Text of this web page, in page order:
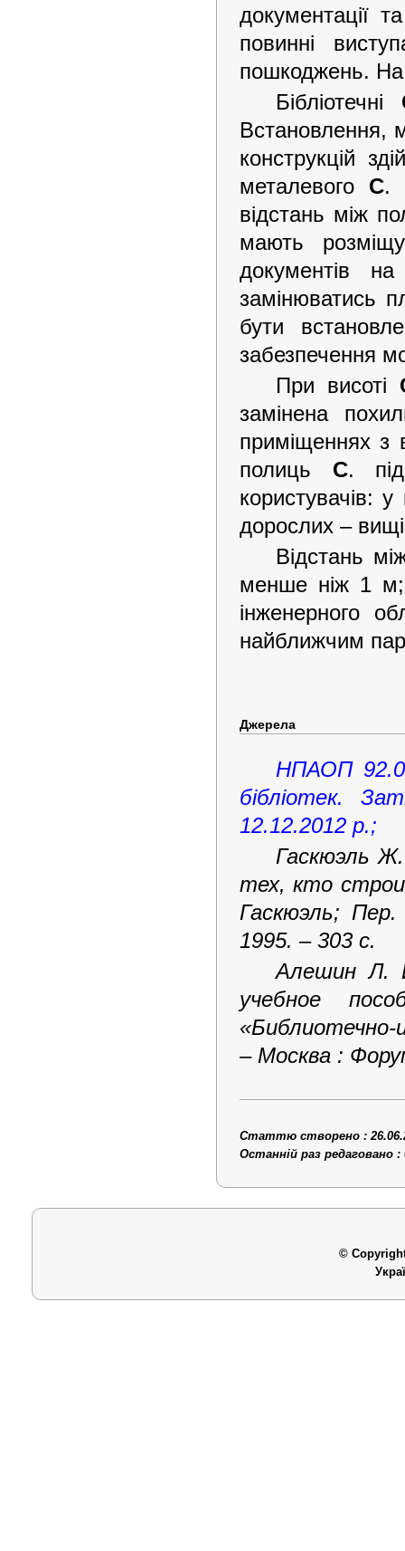
документації
повинні
пошкоджень. На
Бібліотечні
Встановлення,
конструкцій
металевого С.
відстань між
мають
документів
замінюватись
бути
забезпечення
При висоті
замінена
приміщеннях з
полиць С.
користувачів:
дорослих –
Відстань
менше ніж 1
інженерного
найближчим
Джерела
НПАОП 92.0-
бібліотек.
12.12.2012 р.;
Гаскюэль
тех, кто
Гаскюэль;
1995. – 303 с.
Алешин Л.
учебное
– Москва :
Статтю створено :
Останній раз редаговано :
©